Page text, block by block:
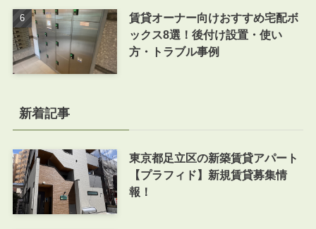
賃貸オーナー向けおすすめ宅配ボ
ックス8選！後付け設置・使い
方・トラブル事例
新着記事
東京都足立区の新築賃貸アパート
【プラフィド】新規賃貸募集情
報！